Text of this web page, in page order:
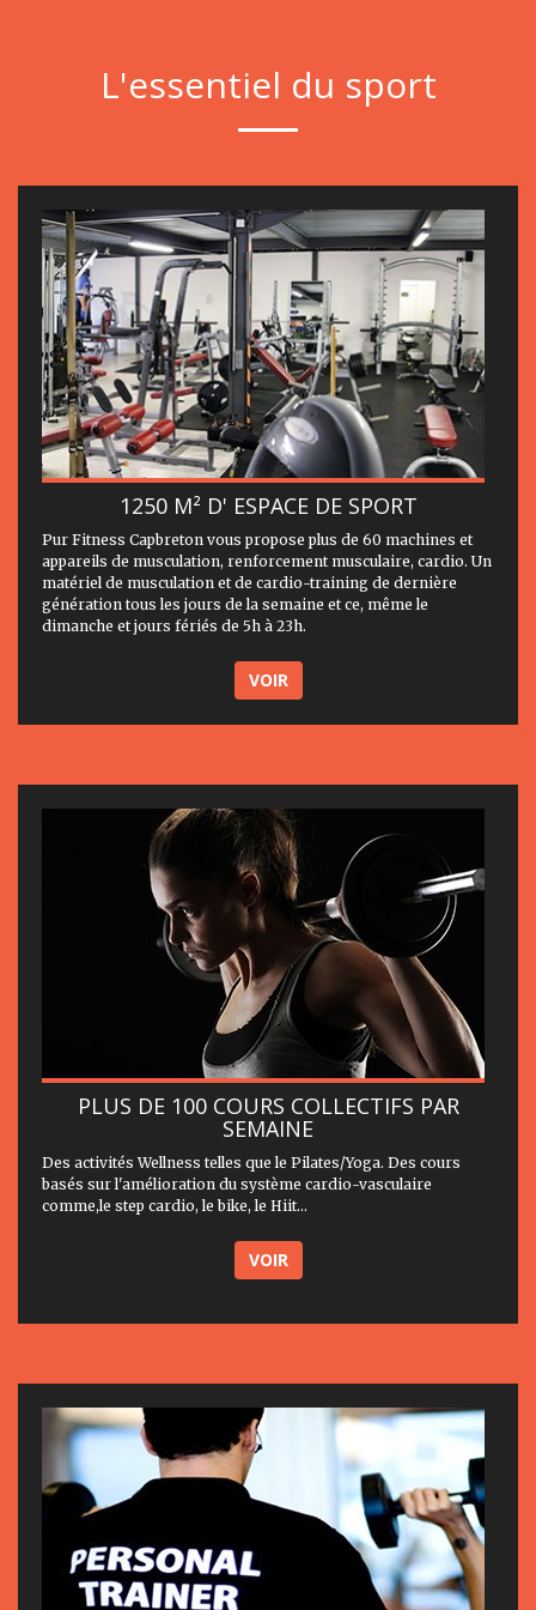
L'essentiel du sport
1250 M² D' ESPACE DE SPORT
Pur Fitness Capbreton vous propose plus de 60 machines et
appareils de musculation, renforcement musculaire, cardio. Un
matériel de musculation et de cardio-training de dernière
génération tous les jours de la semaine et ce, même le
dimanche et jours fériés de 5h à 23h.
VOIR
PLUS DE 100 COURS COLLECTIFS PAR
SEMAINE
Des activités Wellness telles que le Pilates/Yoga. Des cours
basés sur l'amélioration du système cardio-vasculaire
comme,le step cardio, le bike, le Hiit...
VOIR